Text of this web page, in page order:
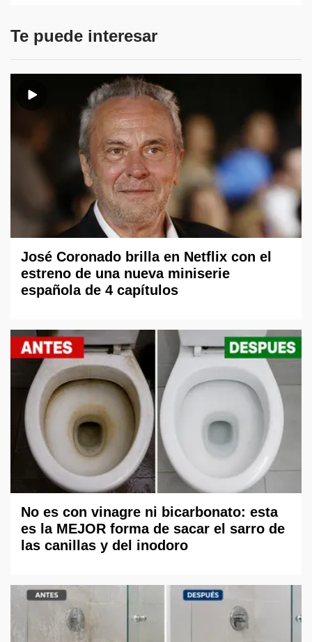
Te puede interesar
José Coronado brilla en Netflix con el
estreno de una nueva miniserie
española de 4 capítulos
No es con vinagre ni bicarbonato: esta
es la MEJOR forma de sacar el sarro de
las canillas y del inodoro